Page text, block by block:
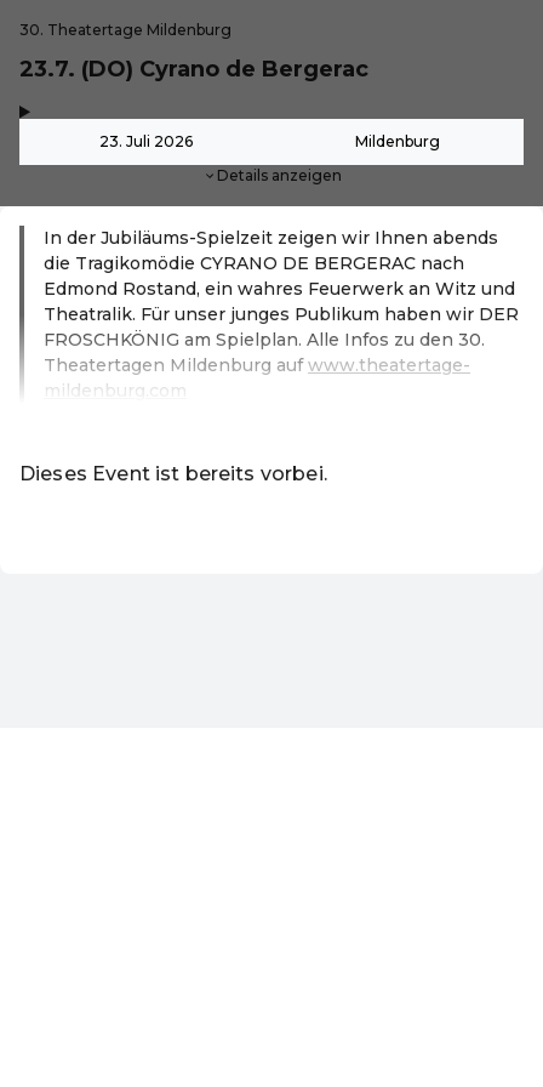
30. Theatertage Mildenburg
23.7. (DO) Cyrano de Bergerac
23. Juli 2026 Mildenburg
Details anzeigen
In der Jubiläums-Spielzeit zeigen wir Ihnen abends
die Tragikomödie CYRANO DE BERGERAC nach
Edmond Rostand, ein wahres Feuerwerk an Witz und
Theatralik. Für unser junges Publikum haben wir DER
FROSCHKÖNIG am Spielplan. Alle Infos zu den 30.
Theatertagen Mildenburg aufwww.theatertage-
mildenburg.com
Dieses Event ist bereits vorbei.